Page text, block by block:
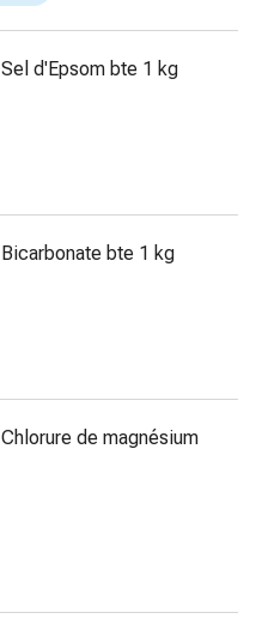
Sel d'Epsom bte 1 kg
Bicarbonate bte 1 kg
Chlorure de magnésium